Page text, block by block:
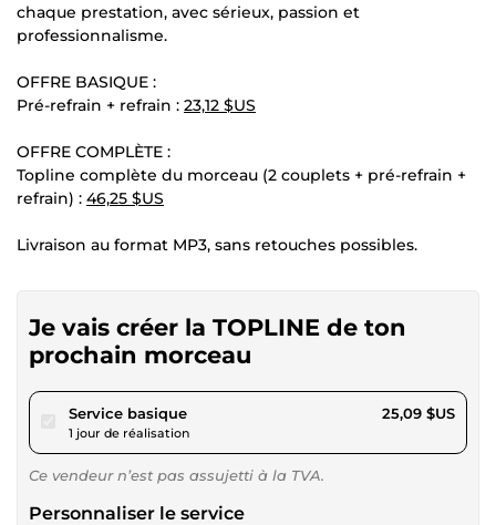
chaque prestation, avec sérieux, passion et
professionnalisme.
OFFRE BASIQUE :
Pré-refrain + refrain : 23,12 $US
OFFRE COMPLÈTE :
Topline complète du morceau (2 couplets + pré-refrain +
refrain) : 46,25 $US
Livraison au format MP3, sans retouches possibles.
Je vais créer la TOPLINE de ton
prochain morceau
Service basiquepour 23,12 $US
1 jour de réalisation
25,09 $US
Ce vendeur n’est pas assujetti à la TVA.
Personnaliser le service